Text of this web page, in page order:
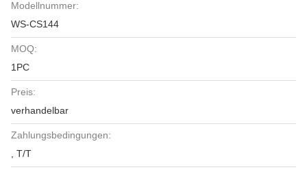
Modellnummer:
WS-CS144
MOQ:
1PC
Preis:
verhandelbar
Zahlungsbedingungen:
, T/T